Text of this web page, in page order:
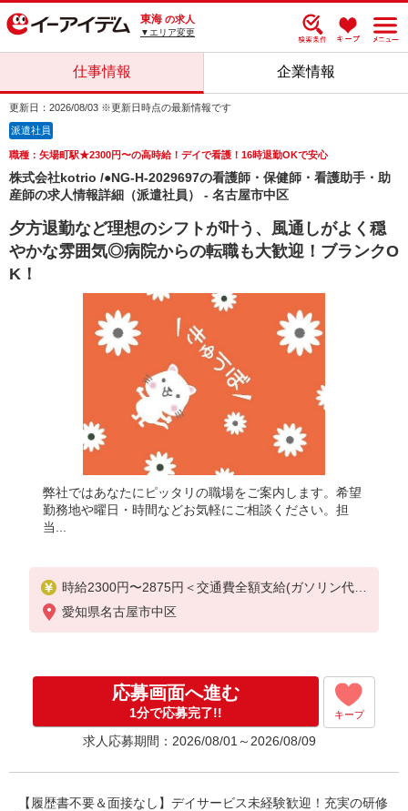
東海 の求人
▼エリア変更
仕事情報 企業情報
更新日：2026/08/03 ※更新日時点の最新情報です
派遣社員
職種：矢場町駅★2300円〜の高時給！デイで看護！16時退勤OKで安心
株式会社kotrio /●NG-H-2029697の看護師・保健師・看護助手・助
産師の求人情報詳細（派遣社員） - 名古屋市中区
夕方退勤など理想のシフトが叶う、風通しがよく穏
やかな雰囲気◎病院からの転職も大歓迎！ブランクO
K！
弊社ではあなたにピッタリの職場をご案内します。希望
勤務地や曜日・時間などお気軽にご相談ください。担
当...
時給2300円〜2875円＜交通費全額支給(ガソリン代含
む)/日払い可/週払い可＞
愛知県名古屋市中区
応募画面へ進む
1分で応募完了!! キープ
求人応募期間：2026/08/01～2026/08/09
【履歴書不要＆面接なし】デイサービス未経験歓迎！充実の研修